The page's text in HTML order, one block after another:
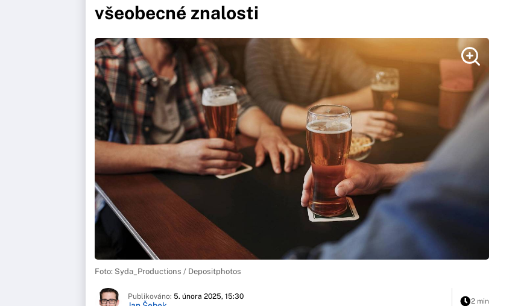
všeobecné znalosti
Foto: Syda_Productions / Depositphotos
Publikováno: 5. února 2025, 15:30
2 min